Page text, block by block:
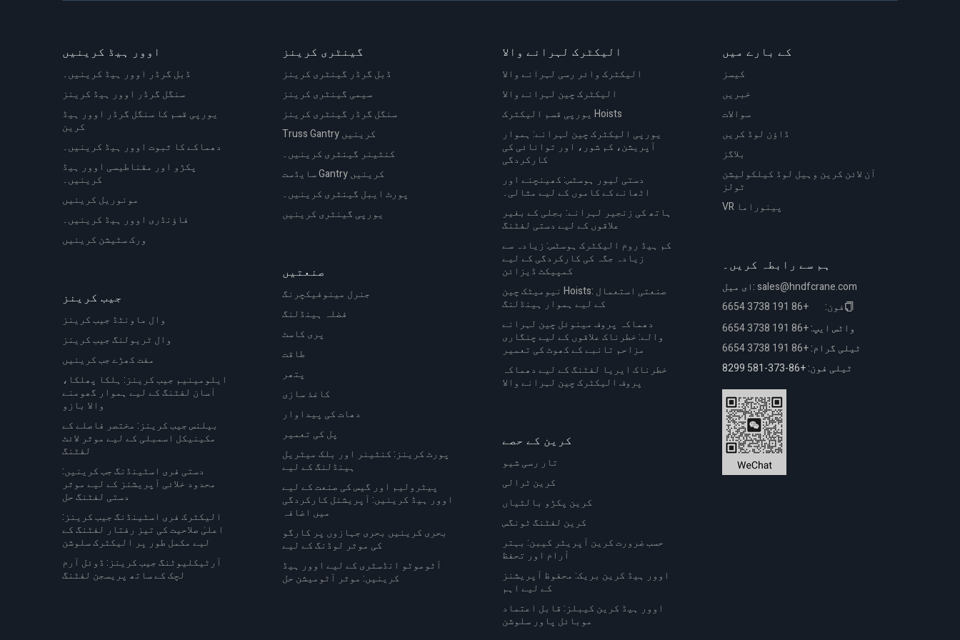
اوور ہیڈ کرینیں
ڈبل گرڈر اوور ہیڈ کرینیں۔
سنگل گرڈر اوور ہیڈ کرینز
یورپی قسم کا سنگل گرڈر اوور ہیڈ
کرین
دھماکے کا ثبوت اوور ہیڈ کرینیں۔
پکڑو اور مقناطیسی اوور ہیڈ
کرینیں۔
مونوریل کرینیں
فاؤنڈری اوور ہیڈ کرینیں۔
ورک سٹیشن کرینیں
جیب کرینز
وال ماونٹڈ جیب کرینز
وال ٹریولنگ جیب کرینز
مفت کھڑے جب کرینیں
ایلومینیم جیب کرینز: ہلکا پھلکا،
آسان لفٹنگ کے لیے ہموار گھومنے
والا بازو
بیلنس جیب کرینز: مختصر فاصلے کے
مکینیکل اسمبلی کے لیے موثر لائٹ
لفٹنگ
دستی فری اسٹینڈنگ جب کرینیں:
محدود خلائی آپریشنز کے لیے موثر
دستی لفٹنگ حل
الیکٹرک فری اسٹینڈنگ جیب کرینز:
اعلیٰ صلاحیت کی تیز رفتار لفٹنگ کے
لیے مکمل طور پر الیکٹرک سلوشن
آرٹیکلیوٹنگ جیب کرینز: ڈوئل آرم
لچک کے ساتھ پریسجن لفٹنگ
گینٹری کرینز
ڈبل گرڈر گینٹری کرینز
سیمی گینٹری کرینز
سنگل گرڈر گینٹری کرینز
Truss Gantry کرینیں
کنٹینر گینٹری کرینیں۔
سایڈست Gantry کرینیں
پورٹ ایبل گینٹری کرینیں۔
یورپی گینٹری کرینیں
صنعتیں
جنرل مینوفیکچرنگ
فضلہ ہینڈلنگ
پری کاسٹ
طاقت
پتھر
کاغذ سازی
دھات کی پیداوار
پل کی تعمیر
پورٹ کرینز: کنٹینر اور بلک میٹریل
ہینڈلنگ کے لیے
پیٹرولیم اور گیس کی صنعت کے لیے
اوور ہیڈ کرینیں: آپریشنل کارکردگی
میں اضافہ
بحری کرینیں بحری جہازوں پر کارگو
کی موثر لوڈنگ کے لیے
آٹوموٹو انڈسٹری کے لیے اوور ہیڈ
کرینیں: موثر آٹومیشن حل
الیکٹرک لہرانے والا
الیکٹرک وائر رسی لہرانے والا
الیکٹرک چین لہرانے والا
یورپی قسم الیکٹرک Hoists
یورپی الیکٹرک چین لہرانے: ہموار
آپریشن، کم شور، اور توانائی کی
کارکردگی
دستی لیور ہوسٹس: کھینچنے اور
اٹھانے کے کاموں کے لیے مثالی۔
ہاتھ کی زنجیر لہرانے: بجلی کے بغیر
علاقوں کے لیے دستی لفٹنگ
کم ہیڈ روم الیکٹرک ہوسٹس: زیادہ سے
زیادہ جگہ کی کارکردگی کے لیے
کمپیکٹ ڈیزائن
نیومیٹک چین Hoists: صنعتی استعمال
کے لیے ہموار ہینڈلنگ
دھماکہ پروف مینوئل چین لہرانے
والے: خطرناک علاقوں کے لیے چنگاری
مزاحم تانبے کے کھوٹ کی تعمیر
خطرناک ایریا لفٹنگ کے لیے دھماکہ
پروف الیکٹرک چین لہرانے والا
کرین کے حصے
تار رسی شیو
کرین ٹرالی
کرین پکڑو بالٹیاں
کرین لفٹنگ ٹونگس
حسب ضرورت کرین آپریٹر کیبن: بہتر
آرام اور تحفظ
اوور ہیڈ کرین بریک: محفوظ آپریشنز
کے لیے اہم
اوور ہیڈ کرین کیبلز: قابل اعتماد
موبائل پاور سلوشن
کے بارے میں
کیسز
خبریں
سوالات
ڈاؤن لوڈ کریں
بلاگز
آن لائن کرین وہیل لوڈ کیلکولیشن
ٹولز
VR پینوراما
ہم سے رابطہ کریں۔
ای میل:sales@hndfcrane.com
فون:
+86 191 3738 6654
واٹس ایپ:+86 191 3738 6654
ٹیلی گرام:+86 191 3738 6654
ٹیلی فون: +86-373-581 8299